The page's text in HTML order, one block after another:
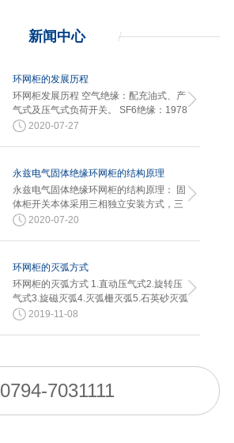
新闻 中心
环网柜的发展历程
环网柜发展历程 空气绝缘：配充油式、产
气式及压气式负荷开关。 SF6绝缘：1978
年汉诺威博…
2020-07-27
永兹电气固体绝缘环网柜的结构原理
永兹电气固体绝缘环网柜的结构原理： 固
体柜开关本体采用三相独立安装方式，三
相单元分别固封在新型环氧树脂…
2020-07-20
环网柜的灭弧方式
环网柜的灭弧方式 1.直动压气式2.旋转压
气式3.旋磁灭弧4.灭弧栅灭弧5.石英砂灭弧
2019-11-08
0794-7031111